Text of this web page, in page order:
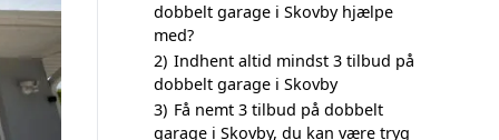
dobbelt garage i Skovby hjælpe
med?
2) Indhent altid mindst 3 tilbud på
dobbelt garage i Skovby
3) Få nemt 3 tilbud på dobbelt
garage i Skovby, du kan være tryg